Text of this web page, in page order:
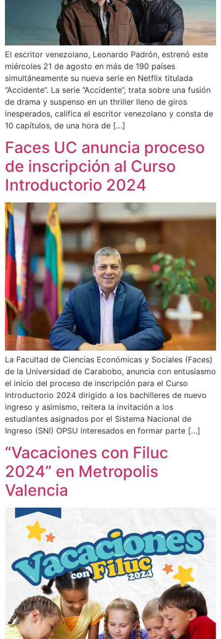
El escritor venezolano, Leonardo Padrón, estrenó este
miércoles 21 de agosto en más de 190 países
simultáneamente su nueva serie en Netflix titulada
“Accidente”. La serie “Accidente”, trata sobre una fusión
de drama y suspenso en un thriller lleno de giros
inesperados, califica el escritor venezolano y consta de
10 capítulos, de una hora de […]
Faces UC anuncia proceso
de inscripción al Curso
Introductorio 2024
La Facultad de Ciencias Económicas y Sociales (Faces)
de la Universidad de Carabobo, anuncia con entusiasmo
el inicio del proceso de inscripción para el Curso
Introductorio 2024 dirigido a los bachilleres de nuevo
ingreso y asimismo, reitera la invitación a los
estudiantes asignados por el Sistema Nacional de
Ingreso (SNI) OPSU interesados en formar parte […]
“Vacaciones con Filuc
2024” en Metropolis
Valencia